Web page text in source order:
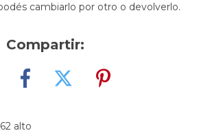
cambiarlo por otro o devolverlo.
Compartir:
alto